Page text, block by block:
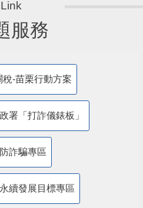
服務
稅-苗栗行動方案
署「打詐儀錶板」
防詐騙專區
續發展目標專區